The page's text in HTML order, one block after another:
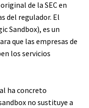
de la SEC en
del regulador. El
Sandbox), es un
que las empresas de
los servicios
ha concreto
no sustituye a